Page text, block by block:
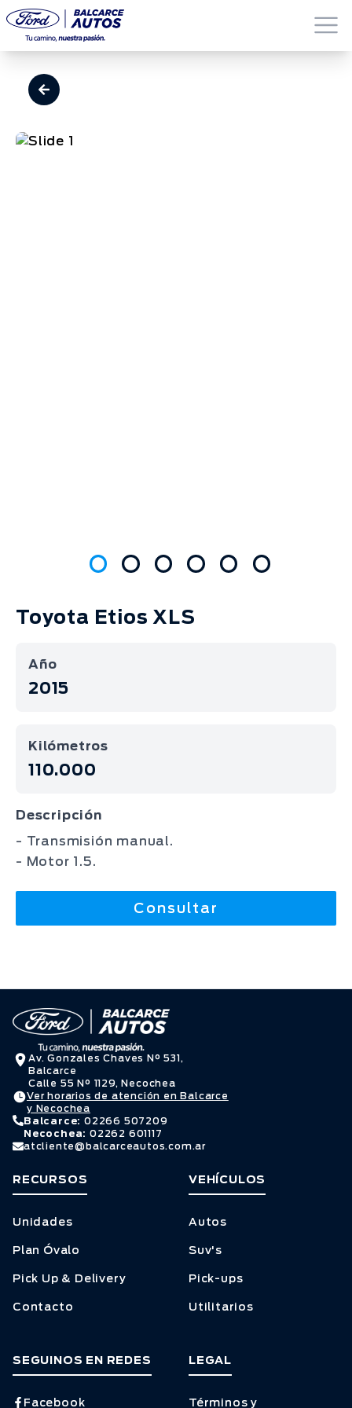
Toyota Etios XLS
Año
2015
Kilómetros
110.000
Descripción
- Transmisión manual.
- Motor 1.5.
Consultar
Av. Gonzales Chaves N° 531,
Balcarce
Calle 55 N° 1129, Necochea
Ver horarios de atención en Balcarce
y Necochea
Balcarce: 02266 507209
Necochea: 02262 601117
atcliente@balcarceautos.com.ar
RECURSOS
Unidades
Plan Óvalo
Pick Up & Delivery
Contacto
VEHÍCULOS
Autos
Suv's
Pick-ups
Utilitarios
SEGUINOS EN REDES
Facebook
LEGAL
Términos y